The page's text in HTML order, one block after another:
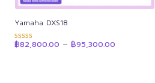
Yamaha DXS18
ให้คะแนน
฿82,800.00 – ฿95,300.00